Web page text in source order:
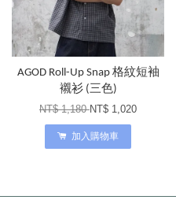
AGOD Roll-Up Snap 格紋短袖
襯衫 (三色)
NT$ 1,180NT$ 1,020
加入購物車